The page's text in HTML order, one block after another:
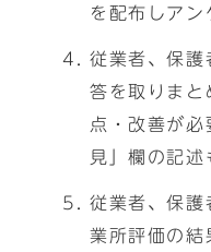
を配布しアン
従業者、保護
答を取りまと
点・改善が
見」欄の記述
従業者、保護
業所評価の結